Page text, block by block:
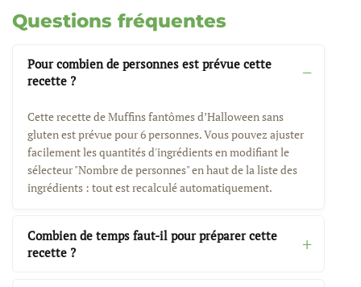
Questions fréquentes
Pour combien de personnes est prévue cette
recette ?
Cette recette de Muffins fantômes d’Halloween sans
gluten est prévue pour 6 personnes. Vous pouvez ajuster
facilement les quantités d'ingrédients en modifiant le
sélecteur "Nombre de personnes" en haut de la liste des
ingrédients : tout est recalculé automatiquement.
Combien de temps faut-il pour préparer cette
recette ?